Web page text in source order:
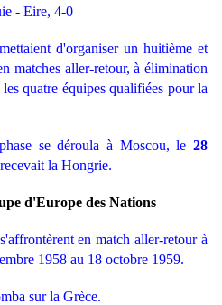
- Eire, 4-0
d'organiser un huitième et
matches aller-retour, à élimination
quatre équipes qualifiées pour la
se déroula à Moscou, le 28
la Hongrie.
d'Europe des Nations
en match aller-retour à
1958 au 18 octobre 1959.
sur la Grèce.